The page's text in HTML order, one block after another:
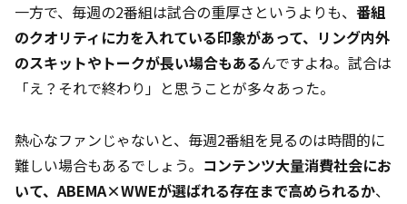
一方で、毎週の2番組は試合の重厚さというよりも、 番組
のクオリティに力を入れている印象があって、リング内外
のスキットやトークが長い場合もあるんですよね。試合は
「え？それで終わり」と思うことが多々あった。
熱心なファンじゃないと、毎週2番組を見るのは時間的に
難しい場合もあるでしょう。 コンテンツ大量消費社会にお
いて、ABEMA×WWEが選ばれる存在まで高められるか、